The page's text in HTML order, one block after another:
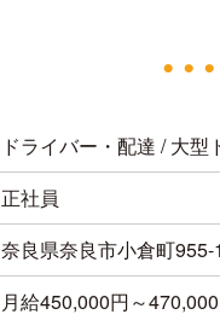
ドライバー・配達 / 大型
正社員
奈良県奈良市小倉町955-1
月給450,000円～